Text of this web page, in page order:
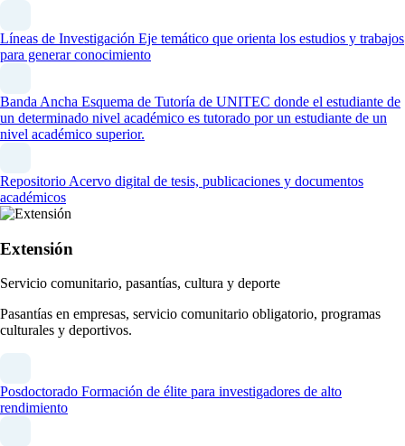
Líneas de Investigación Eje temático que orienta los estudios y trabajos
para generar conocimiento
Banda Ancha Esquema de Tutoría de UNITEC donde el estudiante de
un determinado nivel académico es tutorado por un estudiante de un
nivel académico superior.
Repositorio Acervo digital de tesis, publicaciones y documentos
académicos
Extensión
Servicio comunitario, pasantías, cultura y deporte
Pasantías en empresas, servicio comunitario obligatorio, programas
culturales y deportivos.
Posdoctorado Formación de élite para investigadores de alto
rendimiento